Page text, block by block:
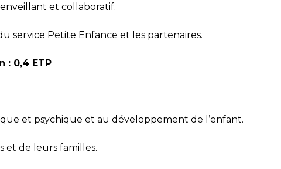
et collaboratif.
service Petite Enfance et les partenaires.
: 0,4 ETP
et psychique et au développement de l’enfant.
et de leurs familles.